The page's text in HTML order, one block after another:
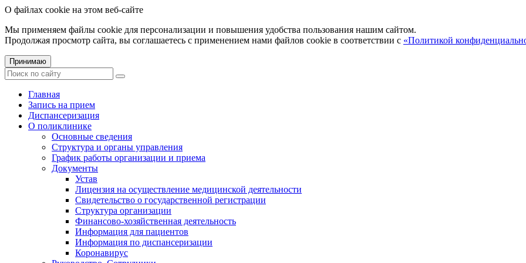
О файлах cookie на этом веб-сайте
Мы применяем файлы cookie для персонализации и повышения удобства пользования нашим сайтом.
Продолжая просмотр сайта, вы соглашаетесь с применением нами файлов cookie в соответствии с «Политикой
Принимаю
Главная
Запись на прием
Диспансеризация
О поликлинике
Основные сведения
Структура и органы управления
График работы организации и приема
Документы
Устав
Лицензия на осуществление медицинской деятельности
Свидетельство о государственной регистрации
Структура организации
Финансово-хозяйственная деятельность
Информация для пациентов
Информация по диспансеризации
Коронавирус